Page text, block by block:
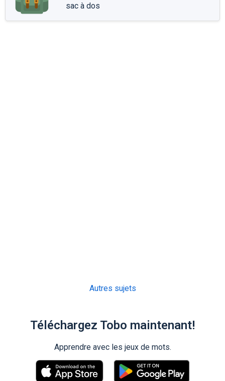
sac à dos
Autres sujets
Téléchargez Tobo maintenant!
Apprendre avec les jeux de mots.